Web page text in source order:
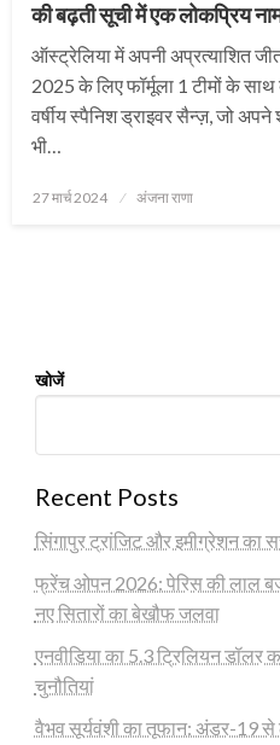
की बढ़ती सूची में एक लोकप्रिय
ऑस्ट्रेलिया में अपनी अप्रत्याशित
2025 के लिए फॉर्मूला 1 टीमों के
वर्षीय स्पैनिश ड्राइवर सैन्ज़, जो
भी…
Posted
27 मार्च 2024 अंजना राणा
खोजें
Recent Posts
सिंगापुर ट्रांजिट और इमीग्रेशन
फ्रेंच ओपन 2026: पेरिस की लाल
नए सितारों का बेखौफ जलवा
एनवीडिया का 5.3 ट्रिलियन डॉलर
चुनौतियां
वैभव सूर्यवंशी का तूफान: अंडर-19